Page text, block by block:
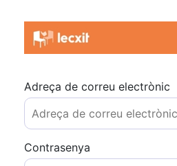
Adreça de correu electrònic
Contrasenya